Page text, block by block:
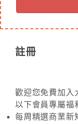
註冊
歡迎您免費加入
以下會員專屬福
每周精選商業新